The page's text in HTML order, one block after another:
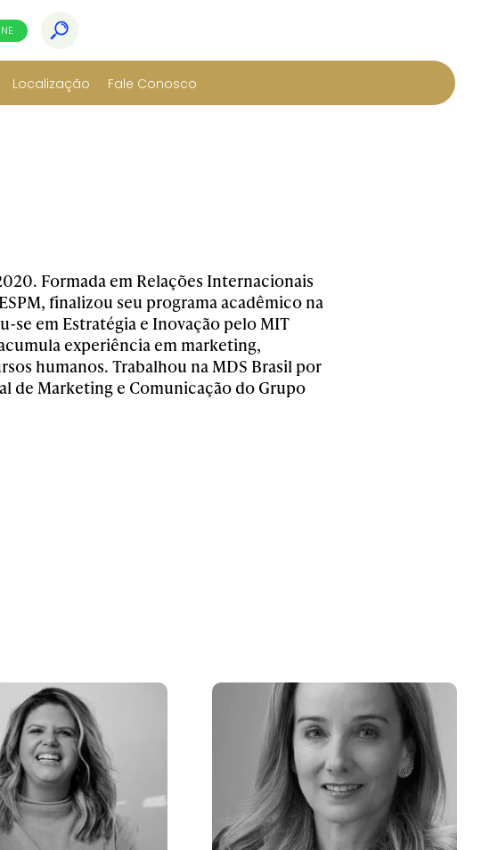
Localização Fale Conosco
Formada em Relações Internacionais
finalizou seu programa acadêmico na
se em Estratégia e Inovação pelo MIT
experiência em marketing,
humanos. Trabalhou na MDS Brasil por
de Marketing e Comunicação do Grupo